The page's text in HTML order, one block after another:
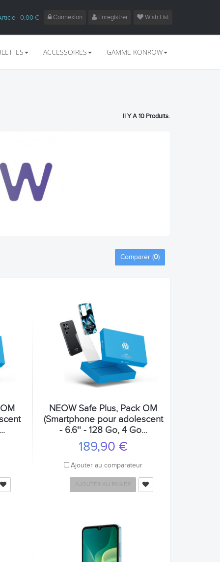
Connexion Enregistrer Wish List
- 0,00 €
ACCESSOIRES GAMME KONROW
Il Y A 10 Produits.
Comparer (0)
NEOW Safe Plus, Pack OM
(Smartphone pour adolescent
- 6.6'' - 128 Go, 4 Go...
189,90 €
Ajouter au comparateur
AJOUTER AU PANIER